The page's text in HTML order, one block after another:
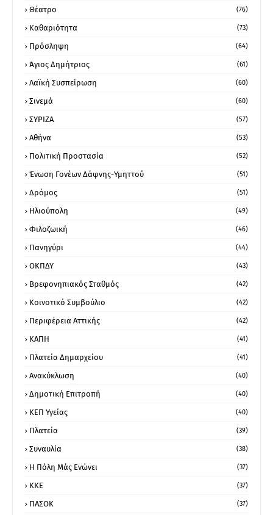
Θέατρο (76)
Καθαριότητα (73)
Πρόσληψη (64)
Άγιος Δημήτριος (61)
Λαϊκή Συσπείρωση (60)
Σινεμά (60)
ΣΥΡΙΖΑ (57)
Αθήνα (53)
Πολιτική Προστασία (52)
Ένωση Γονέων Δάφνης-Υμηττού (51)
Δρόμος (51)
Ηλιούπολη (49)
Φιλοζωική (46)
Πανηγύρι (44)
ΟΚΠΔΥ (43)
Βρεφονηπιακός Σταθμός (42)
Κοινοτικό Συμβούλιο (42)
Περιφέρεια Αττικής (42)
ΚΑΠΗ (41)
Πλατεία Δημαρχείου (41)
Ανακύκλωση (40)
Δημοτική Επιτροπή (40)
ΚΕΠ Υγείας (40)
Πλατεία (39)
Συναυλία (38)
Η Πόλη Μάς Ενώνει (37)
ΚΚΕ (37)
ΠΑΣΟΚ (37)